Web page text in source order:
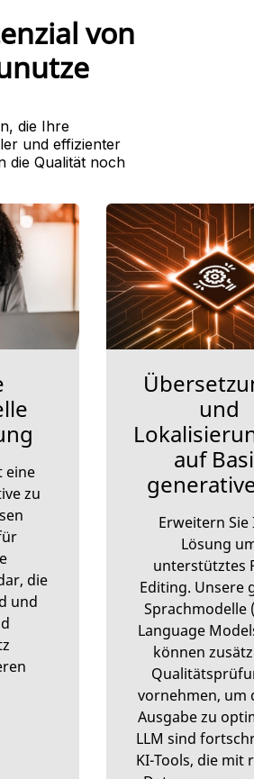
von
die Ihre
und effizienter
die Qualität noch
eine
zu
die
und
und
auf
Erweitern Sie
Lösung
unterstütztes
Editing. Unsere
Sprachmodelle
Language
können
vornehmen, um
Ausgabe zu
LLM sind
KI-Tools, die mit